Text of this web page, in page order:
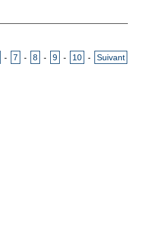
- 7 - 8 - 9 - 10 - Suivant